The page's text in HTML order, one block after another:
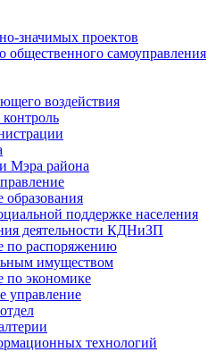
значимых проектов
общественного самоуправления
воздействия
Мэра района
образования
поддержке населения
деятельности КДНиЗП
по распоряжению
имуществом
по экономике
управление
технологий